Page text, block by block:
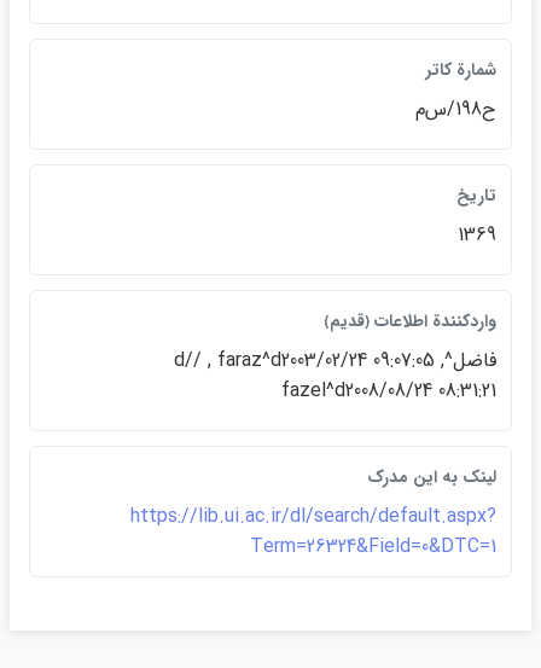
شمارة كاتر
ح198/س‌م
تاريخ
1369
واردكنندة اطلاعات ﴿قديم﴾
فاضل^d// , faraz^d2003/02/24 09:07:05 ,
fazel^d2008/08/24 08:31:21
لينک به اين مدرک
https://lib.ui.ac.ir/dl/search/default.aspx?
Term=26324&Field=0&DTC=1